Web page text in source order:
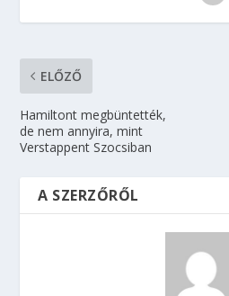
ELŐZŐ
Hamiltont megbüntették,
de nem annyira, mint
Verstappent Szocsiban
A SZERZŐRŐL